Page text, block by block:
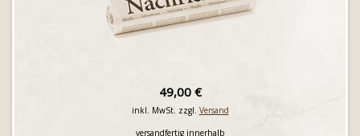
49,00 €
inkl. MwSt. zzgl. Versand
versandfertig innerhalb